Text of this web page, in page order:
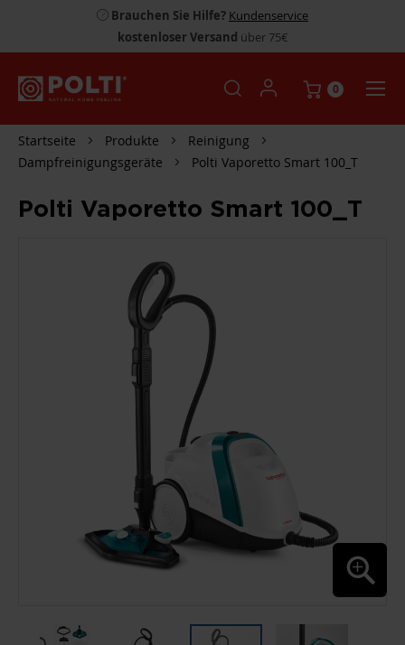
Brauchen Sie Hilfe? Kundenservice
kostenloser Versand über 75€
0
Startseite Produkte
Reinigung
Dampfreinigungsgeräte
Polti Vaporetto Smart 100_T
Polti Vaporetto Smart 100_T